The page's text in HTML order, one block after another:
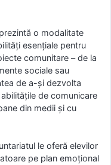
o modalitate
esențiale pentru
comunitare – de la
sociale sau
de a-și dezvolta
de comunicare
din medii și cu
le oferă elevilor
pe plan emoțional